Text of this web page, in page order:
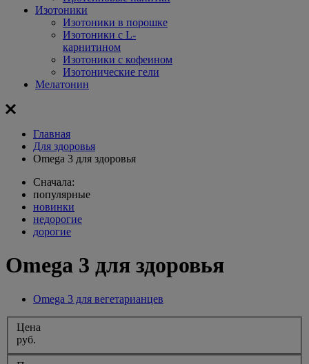
Изотоники
Изотоники в порошке
Изотоники с L-
карнитином
Изотоники с кофеином
Изотонические гели
Мелатонин
Главная
Для здоровья
Omega 3 для здоровья
Сначала:
популярные
новинки
недорогие
дорогие
Omega 3 для здоровья
Omega 3 для вегетарианцев
Цена
руб.